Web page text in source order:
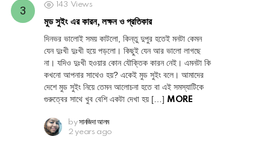
143 Views
মুড সুইং এর কারন, লক্ষন ও প্রতিকার
দিনভর ভালোই সময় কাটলো, কিন্তু দুপুর হতেই মনটা কেমন
যেন দুঃখী দুঃখী হয়ে পড়লো। কিছুই যেন আর ভালো লাগছে
না। যদিও দুঃখী হওয়ার কোন যৌক্তিক কারন নেই। এমনটা কি
কখনো আপনার সাথেও হয়? একেই মুড সুইং বলে। আমাদের
দেশে মুড সুইং নিয়ে তেমন আলোচনা হতে বা এই সমস্যাটিকে
গুরুত্বের সাথে খুব বেশি একটা দেখা হয় […] MORE
by সানজিদা আলম
2 years ago